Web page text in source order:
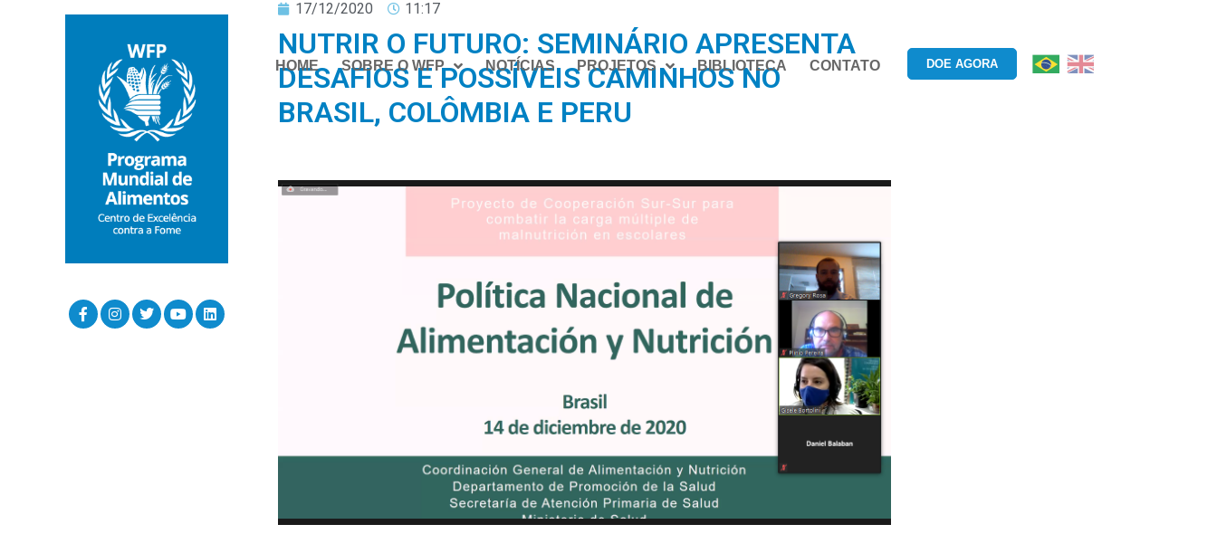
HOME SOBRE O WFP NOTÍCIAS PROJETOS BIBLIOTECA CONTATO DOE AGORA
17/12/2020 11:17
NUTRIR O FUTURO: SEMINÁRIO APRESENTA
DESAFIOS E POSSÍVEIS CAMINHOS NO
BRASIL, COLÔMBIA E PERU